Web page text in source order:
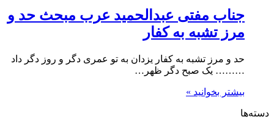
جناب مفتی عبدالحمید عرب مبحث حد و
مرز تشبه به کفار
حد و مرز تشبه به کفار یزدان به تو عمری دگر و روز دگر داد
……… یک صبح دگر ظهر…
بیشتر بخوانید »
دسته‌ها